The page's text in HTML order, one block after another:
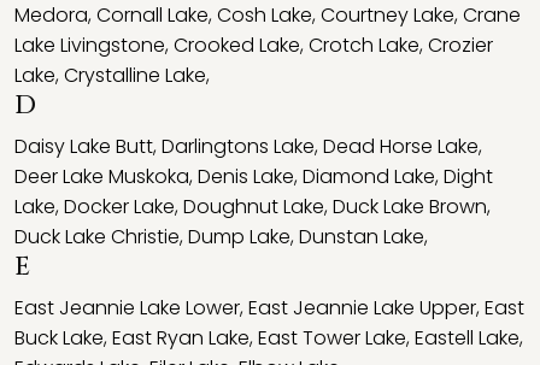
Medora,Cornall Lake,Cosh Lake,Courtney Lake,Crane
Lake Livingstone,Crooked Lake,Crotch Lake,Crozier
Lake,Crystalline Lake,
D
Daisy Lake Butt,Darlingtons Lake,Dead Horse Lake,
Deer Lake Muskoka,Denis Lake,Diamond Lake,Dight
Lake,Docker Lake,Doughnut Lake,Duck Lake Brown,
Duck Lake Christie,Dump Lake,Dunstan Lake,
E
East Jeannie Lake Lower,East Jeannie Lake Upper,East
Buck Lake,East Ryan Lake,East Tower Lake,Eastell Lake,